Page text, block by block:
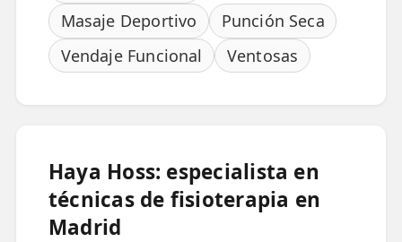
ESTÉTICA
✨ Fisioestética
✨ Presoterapia
✨ Cicatrices y Estrías
Masaje Deportivo
Punción Seca
Vendaje Funcional
Ventosas
Haya Hoss: especialista en
técnicas de fisioterapia en
Madrid